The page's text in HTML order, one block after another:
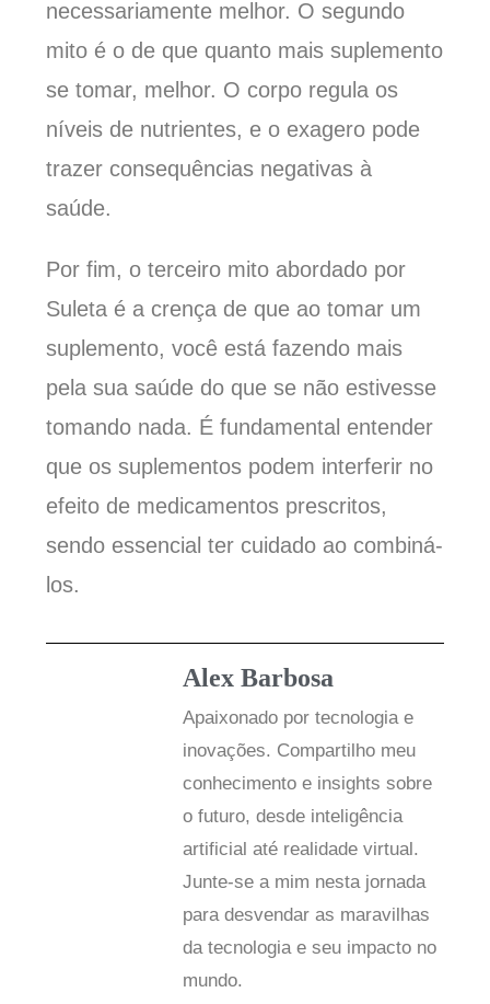
necessariamente melhor. O segundo
mito é o de que quanto mais suplemento
se tomar, melhor. O corpo regula os
níveis de nutrientes, e o exagero pode
trazer consequências negativas à
saúde.
Por fim, o terceiro mito abordado por
Suleta é a crença de que ao tomar um
suplemento, você está fazendo mais
pela sua saúde do que se não estivesse
tomando nada. É fundamental entender
que os suplementos podem interferir no
efeito de medicamentos prescritos,
sendo essencial ter cuidado ao combiná-
los.
Alex Barbosa
Apaixonado por tecnologia e
inovações. Compartilho meu
conhecimento e insights sobre
o futuro, desde inteligência
artificial até realidade virtual.
Junte-se a mim nesta jornada
para desvendar as maravilhas
da tecnologia e seu impacto no
mundo.